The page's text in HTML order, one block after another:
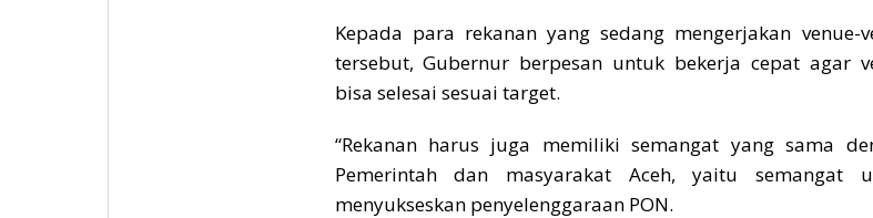
Kepada para rekanan yang sedang mengerjakan venue-
tersebut, Gubernur berpesan untuk bekerja cepat agar
bisa selesai sesuai target.
“Rekanan harus juga memiliki semangat yang sama
Pemerintah dan masyarakat Aceh, yaitu semangat
menyukseskan penyelenggaraan PON.